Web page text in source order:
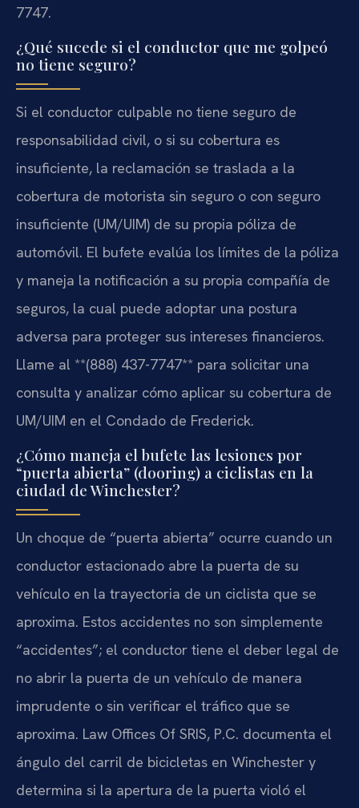
7747.
¿Qué sucede si el conductor que me golpeó
no tiene seguro?
Si el conductor culpable no tiene seguro de
responsabilidad civil, o si su cobertura es
insuficiente, la reclamación se traslada a la
cobertura de motorista sin seguro o con seguro
insuficiente (UM/UIM) de su propia póliza de
automóvil. El bufete evalúa los límites de la póliza
y maneja la notificación a su propia compañía de
seguros, la cual puede adoptar una postura
adversa para proteger sus intereses financieros.
Llame al **(888) 437-7747** para solicitar una
consulta y analizar cómo aplicar su cobertura de
UM/UIM en el Condado de Frederick.
¿Cómo maneja el bufete las lesiones por
“puerta abierta” (dooring) a ciclistas en la
ciudad de Winchester?
Un choque de “puerta abierta” ocurre cuando un
conductor estacionado abre la puerta de su
vehículo en la trayectoria de un ciclista que se
aproxima. Estos accidentes no son simplemente
“accidentes”; el conductor tiene el deber legal de
no abrir la puerta de un vehículo de manera
imprudente o sin verificar el tráfico que se
aproxima. Law Offices Of SRIS, P.C. documenta el
ángulo del carril de bicicletas en Winchester y
determina si la apertura de la puerta violó el